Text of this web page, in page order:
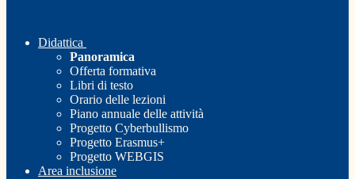
Didattica
Panoramica
Offerta formativa
Libri di testo
Orario delle lezioni
Piano annuale delle attività
Progetto Cyberbullismo
Progetto Erasmus+
Progetto WEBGIS
Area inclusione